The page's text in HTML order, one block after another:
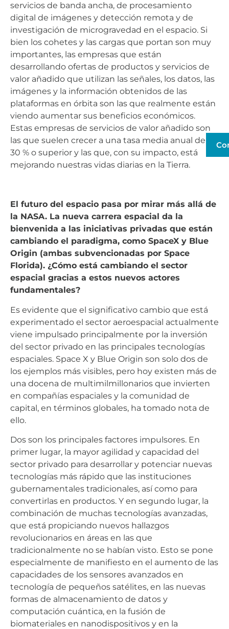
servicios de banda ancha, de procesamiento
digital de imágenes y detección remota y de
investigación de microgravedad en el espacio. Si
bien los cohetes y las cargas que portan son muy
importantes, las empresas que están
desarrollando ofertas de productos y servicios de
valor añadido que utilizan las señales, los datos, las
imágenes y la información obtenidos de las
plataformas en órbita son las que realmente están
viendo aumentar sus beneficios económicos.
Estas empresas de servicios de valor añadido son
las que suelen crecer a una tasa media anual del
30 % o superior y las que, con su impacto, está
mejorando nuestras vidas diarias en la Tierra.
El futuro del espacio pasa por mirar más allá de
la NASA. La nueva carrera espacial da la
bienvenida a las iniciativas privadas que están
cambiando el paradigma, como SpaceX y Blue
Origin (ambas subvencionadas por Space
Florida). ¿Cómo está cambiando el sector
espacial gracias a estos nuevos actores
fundamentales?
Es evidente que el significativo cambio que está
experimentado el sector aeroespacial actualmente
viene impulsado principalmente por la inversión
del sector privado en las principales tecnologías
espaciales. Space X y Blue Origin son solo dos de
los ejemplos más visibles, pero hoy existen más de
una docena de multimilmillonarios que invierten
en compañías espaciales y la comunidad de
capital, en términos globales, ha tomado nota de
ello.
Dos son los principales factores impulsores. En
primer lugar, la mayor agilidad y capacidad del
sector privado para desarrollar y potenciar nuevas
tecnologías más rápido que las instituciones
gubernamentales tradicionales, así como para
convertirlas en productos. Y en segundo lugar, la
combinación de muchas tecnologías avanzadas,
que está propiciando nuevos hallazgos
revolucionarios en áreas en las que
tradicionalmente no se habían visto. Esto se pone
especialmente de manifiesto en el aumento de las
capacidades de los sensores avanzados en
tecnología de pequeños satélites, en las nuevas
formas de almacenamiento de datos y
computación cuántica, en la fusión de
biomateriales en nanodispositivos y en la